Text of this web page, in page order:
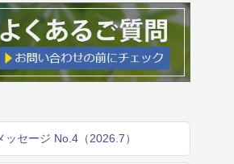
ッセージ No.4（2026.7）